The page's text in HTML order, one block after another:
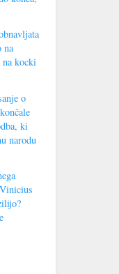
na
na kocki
o
ki
narodu